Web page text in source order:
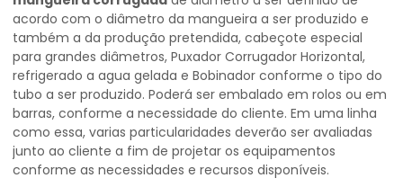
acordo com o diâmetro da mangueira a ser produzido e
também a da produção pretendida, cabeçote especial
para grandes diâmetros, Puxador Corrugador Horizontal,
refrigerado a agua gelada e Bobinador conforme o tipo do
tubo a ser produzido. Poderá ser embalado em rolos ou em
barras, conforme a necessidade do cliente. Em uma linha
como essa, varias particularidades deverão ser avaliadas
junto ao cliente a fim de projetar os equipamentos
conforme as necessidades e recursos disponíveis.